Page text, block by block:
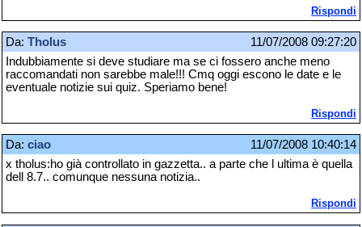
Rispondi
Da: Tholus
11/07/2008 09:27:20
Indubbiamente si deve studiare ma se ci fossero anche meno
raccomandati non sarebbe male!!! Cmq oggi escono le date e le
eventuale notizie sui quiz. Speriamo bene!
Rispondi
Da: ciao
11/07/2008 10:40:14
x tholus:ho già controllato in gazzetta.. a parte che l ultima è quella
dell 8.7.. comunque nessuna notizia..
Rispondi